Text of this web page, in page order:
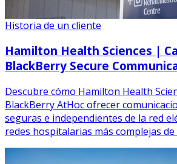
Historia de un cliente
Hamilton Health Sciences |
BlackBerry Secure
Descubre cómo Hamilton Health
BlackBerry AtHoc ofrecer
seguras e independientes de la red
redes hospitalarias más complejas de